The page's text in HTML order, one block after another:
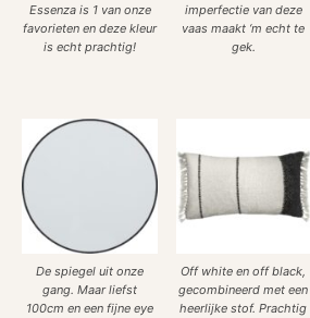
Essenza is 1 van onze
favorieten en deze kleur
is echt prachtig!
imperfectie van deze
vaas maakt ‘m echt te
gek.
De spiegel uit onze
gang. Maar liefst
100cm en een fijne eye
Off white en off black,
gecombineerd met een
heerlijke stof. Prachtig